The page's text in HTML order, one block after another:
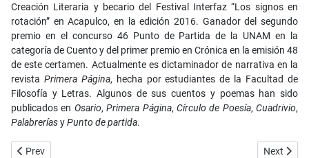
Creación Literaria y becario del Festival Interfaz “Los signos en
rotación” en Acapulco, en la edición 2016. Ganador del segundo
premio en el concurso 46 Punto de Partida de la UNAM en la
categoría de Cuento y del primer premio en Crónica en la emisión 48
de este certamen. Actualmente es dictaminador de narrativa en la
revista Primera Página, hecha por estudiantes de la Facultad de
Filosofía y Letras. Algunos de sus cuentos y poemas han sido
publicados en Osario,Primera Página, Círculo de Poesía, Cuadrivio,
PalabreríasyPunto de partida.
Previous article: No. 68 - Ensayo - Batimóvil - Marco Antonio Murillo
Prev Next
Next